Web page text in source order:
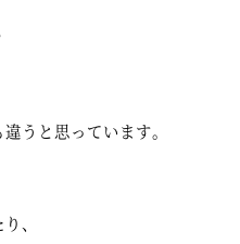
うと思っています。
、